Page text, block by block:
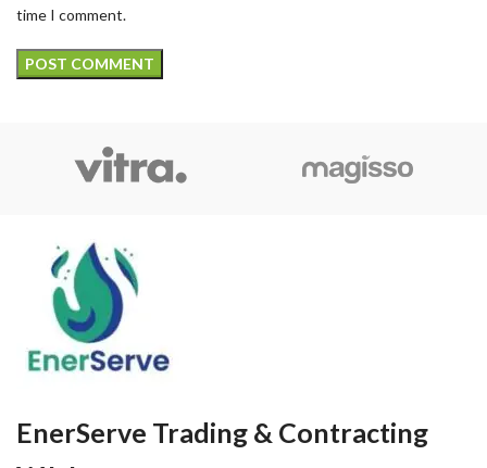
time I comment.
EnerServe Trading & Contracting